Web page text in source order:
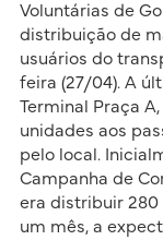
Voluntárias de
distribuição de
usuários do
feira (27/04). A
Terminal Praça
unidades aos
pelo local.
Campanha de
era distribuir 280
um mês, a